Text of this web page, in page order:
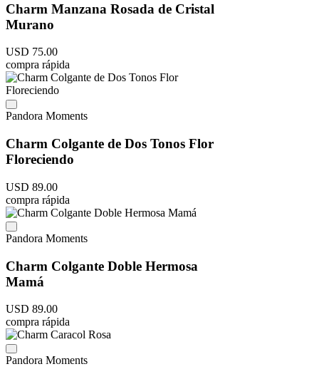
Charm Manzana Rosada de Cristal
Murano
USD 75.00
compra rápida
Pandora Moments
Charm Colgante de Dos Tonos Flor
Floreciendo
USD 89.00
compra rápida
Pandora Moments
Charm Colgante Doble Hermosa
Mamá
USD 89.00
compra rápida
Pandora Moments